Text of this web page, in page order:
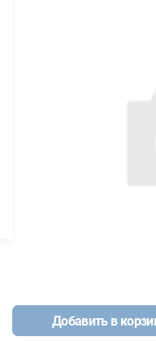
Добавить в